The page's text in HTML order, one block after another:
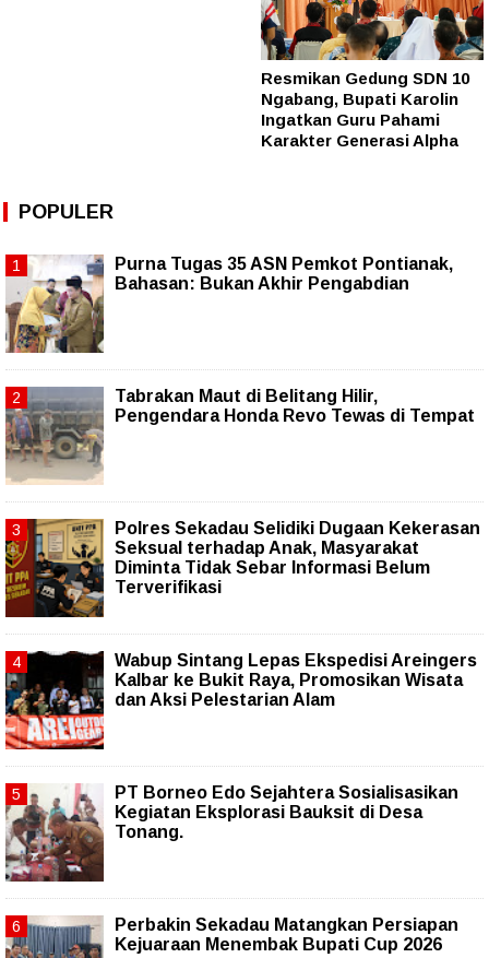
Resmikan Gedung SDN 10
Ngabang, Bupati Karolin
Ingatkan Guru Pahami
Karakter Generasi Alpha
POPULER
Purna Tugas 35 ASN Pemkot Pontianak,
Bahasan: Bukan Akhir Pengabdian
Tabrakan Maut di Belitang Hilir,
Pengendara Honda Revo Tewas di Tempat
Polres Sekadau Selidiki Dugaan Kekerasan
Seksual terhadap Anak, Masyarakat
Diminta Tidak Sebar Informasi Belum
Terverifikasi
Wabup Sintang Lepas Ekspedisi Areingers
Kalbar ke Bukit Raya, Promosikan Wisata
dan Aksi Pelestarian Alam
PT Borneo Edo Sejahtera Sosialisasikan
Kegiatan Eksplorasi Bauksit di Desa
Tonang.
Perbakin Sekadau Matangkan Persiapan
Kejuaraan Menembak Bupati Cup 2026